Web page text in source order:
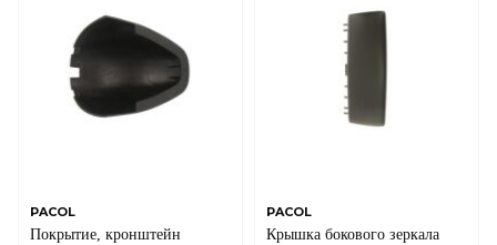
PACOL
Покрытие, кронштейн
PACOL
Крышка бокового зеркала